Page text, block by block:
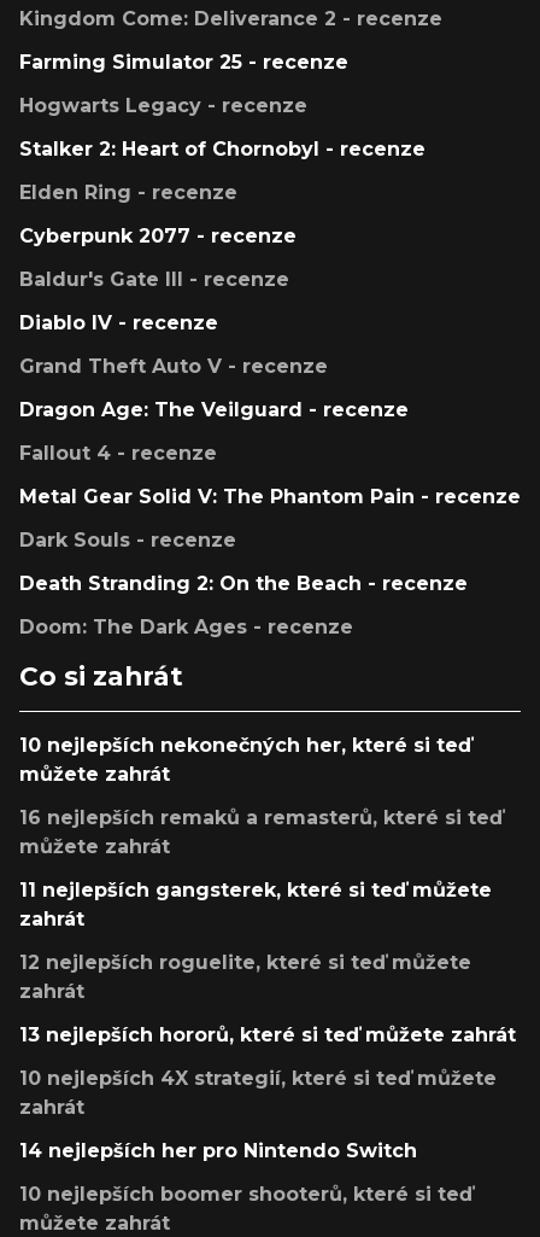
Kingdom Come: Deliverance 2 - recenze
Farming Simulator 25 - recenze
Hogwarts Legacy - recenze
Stalker 2: Heart of Chornobyl - recenze
Elden Ring - recenze
Cyberpunk 2077 - recenze
Baldur's Gate III - recenze
Diablo IV - recenze
Grand Theft Auto V - recenze
Dragon Age: The Veilguard - recenze
Fallout 4 - recenze
Metal Gear Solid V: The Phantom Pain - recenze
Dark Souls - recenze
Death Stranding 2: On the Beach - recenze
Doom: The Dark Ages - recenze
Co si zahrát
10 nejlepších nekonečných her, které si teď
můžete zahrát
16 nejlepších remaků a remasterů, které si teď
můžete zahrát
11 nejlepších gangsterek, které si teď můžete
zahrát
12 nejlepších roguelite, které si teď můžete
zahrát
13 nejlepších hororů, které si teď můžete zahrát
10 nejlepších 4X strategií, které si teď můžete
zahrát
14 nejlepších her pro Nintendo Switch
10 nejlepších boomer shooterů, které si teď
můžete zahrát